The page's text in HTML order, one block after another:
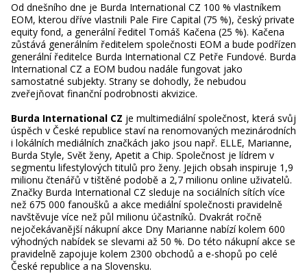
Od dnešního dne je Burda International CZ 100 % vlastníkem
EOM, kterou dříve vlastnili Pale Fire Capital (75 %), český private
equity fond, a generální ředitel Tomáš Kačena (25 %). Kačena
zůstává generálním ředitelem společnosti EOM a bude podřízen
generální ředitelce Burda International CZ Petře Fundové. Burda
International CZ a EOM budou nadále fungovat jako
samostatné subjekty. Strany se dohodly, že nebudou
zveřejňovat finanční podrobnosti akvizice.
Burda International CZ je multimediální společnost, která svůj
úspěch v České republice staví na renomovaných mezinárodních
i lokálních mediálních značkách jako jsou např. ELLE, Marianne,
Burda Style, Svět ženy, Apetit a Chip. Společnost je lídrem v
segmentu lifestylových titulů pro ženy. Jejich obsah inspiruje 1,9
milionu čtenářů v tištěné podobě a 2,7 milionu online uživatelů.
Značky Burda International CZ sleduje na sociálních sítích více
než 675 000 fanoušků a akce mediální společnosti pravidelně
navštěvuje více než půl milionu účastníků. Dvakrát ročně
nejočekávanější nákupní akce Dny Marianne nabízí kolem 600
výhodných nabídek se slevami až 50 %. Do této nákupní akce se
pravidelně zapojuje kolem 2300 obchodů a e-shopů po celé
České republice a na Slovensku.